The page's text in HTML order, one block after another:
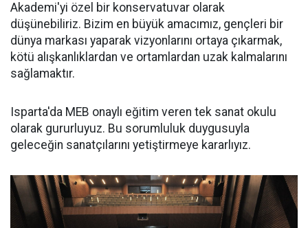
Akademi'yi özel bir konservatuvar olarak
düşünebiliriz. Bizim en büyük amacımız, gençleri bir
dünya markası yaparak vizyonlarını ortaya çıkarmak,
kötü alışkanlıklardan ve ortamlardan uzak kalmalarını
sağlamaktır.
Isparta'da MEB onaylı eğitim veren tek sanat okulu
olarak gururluyuz. Bu sorumluluk duygusuyla
geleceğin sanatçılarını yetiştirmeye kararlıyız.